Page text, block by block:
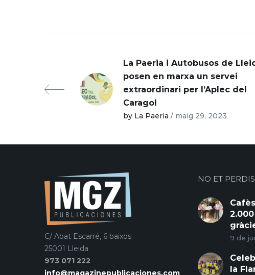
La Paeria i Autobusos de
posen en marxa un servei
extraordinari per l’Aplec del
Caragol
by La Paeria / maig 29, 2023
C/ Abat Escarré, 6 baixos
25001 Lleida
973 071 222
info@magazinepublicaciones.com
NO ET
9 de
la